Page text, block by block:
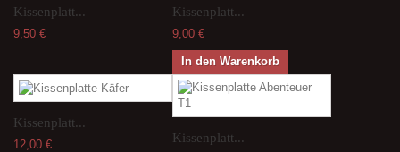
Kissenplatt...
9,50 €
Kissenplatt...
9,00 €
In den Warenkorb
Kissenplatt...
12,00 € Kissenplatt...